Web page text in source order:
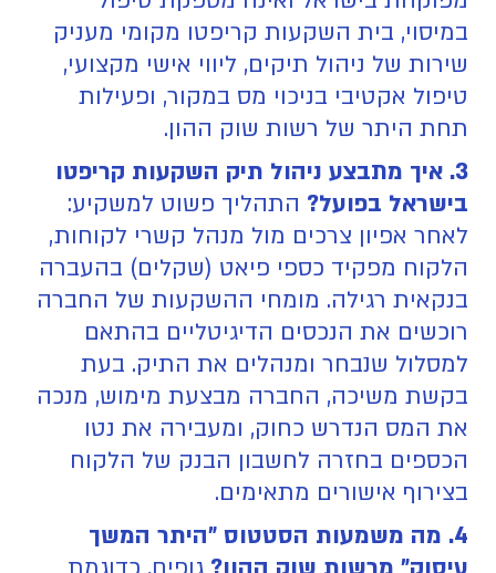
במיסוי, בית השקעות קריפטו מקומי מעניק
שירות של ניהול תיקים, ליווי אישי מקצועי,
טיפול אקטיבי בניכוי מס במקור, ופעילות
תחת היתר של רשות שוק ההון.
3. איך מתבצע ניהול תיק השקעות קריפטו
בישראל בפועל? התהליך פשוט למשקיע:
לאחר אפיון צרכים מול מנהל קשרי לקוחות,
הלקוח מפקיד כספי פיאט (שקלים) בהעברה
בנקאית רגילה. מומחי ההשקעות של החברה
רוכשים את הנכסים הדיגיטליים בהתאם
למסלול שנבחר ומנהלים את התיק. בעת
בקשת משיכה, החברה מבצעת מימוש, מנכה
את המס הנדרש כחוק, ומעבירה את נטו
הכספים בחזרה לחשבון הבנק של הלקוח
בצירוף אישורים מתאימים.
4. מה משמעות הסטטוס "היתר המשך